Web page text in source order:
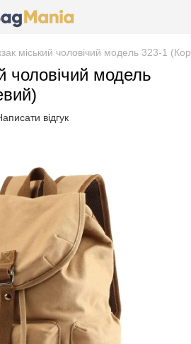
міський чоловічий модель 323-1
чоловічий модель
відгук